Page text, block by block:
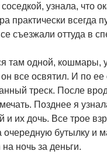
узнала, что
практически всегда
съезжали оттуда в
там одной, кошмары,
все освятил. И по ее
треск. После
Позднее я
и их дочь. Все трое
очередную бутылку и
ночь за деньги.